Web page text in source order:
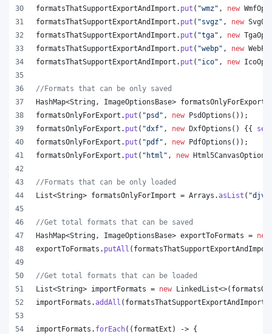
formatsThatSupportExportAndImport . put ( "wmz" , new
formatsThatSupportExportAndImport . put ( "svgz" , new
formatsThatSupportExportAndImport . put ( "tga" , new
formatsThatSupportExportAndImport . put ( "webp" , new
formatsThatSupportExportAndImport . put ( "ico" , new
//Formats that can be only saved
HashMap<String , ImageOptionsBase> formatsOnlyForExport
formatsOnlyForExport . put ( "psd" , new PsdOptions ());
formatsOnlyForExport . put ( "dxf" , new DxfOptions () {{
formatsOnlyForExport . put ( "pdf" , new PdfOptions ());
formatsOnlyForExport . put ( "html" , new Html5CanvasOptions
//Formats that can be only loaded
List<String> formatsOnlyForImport = Arrays .asList (
//Get total formats that can be saved
HashMap<String , ImageOptionsBase> exportToFormats = new
exportToFormats . putAll (
//Get total formats that can be loaded
List<String> importFormats = new LinkedList<>(
importFormats .addAll ( formatsThatSupportExportAndImport
importFormats . forEach(( formatExt ) -> {